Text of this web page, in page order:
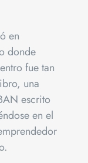
en
donde
fue tan
una
escrito
en el